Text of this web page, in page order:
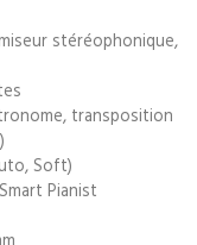
stéréophonique,
transposition
Soft)
Pianist